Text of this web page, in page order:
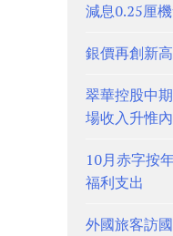
減息0.25厘
銀價再創新
翠華控股中
場收入升惟
10月赤字按
福利支出
外國旅客訪